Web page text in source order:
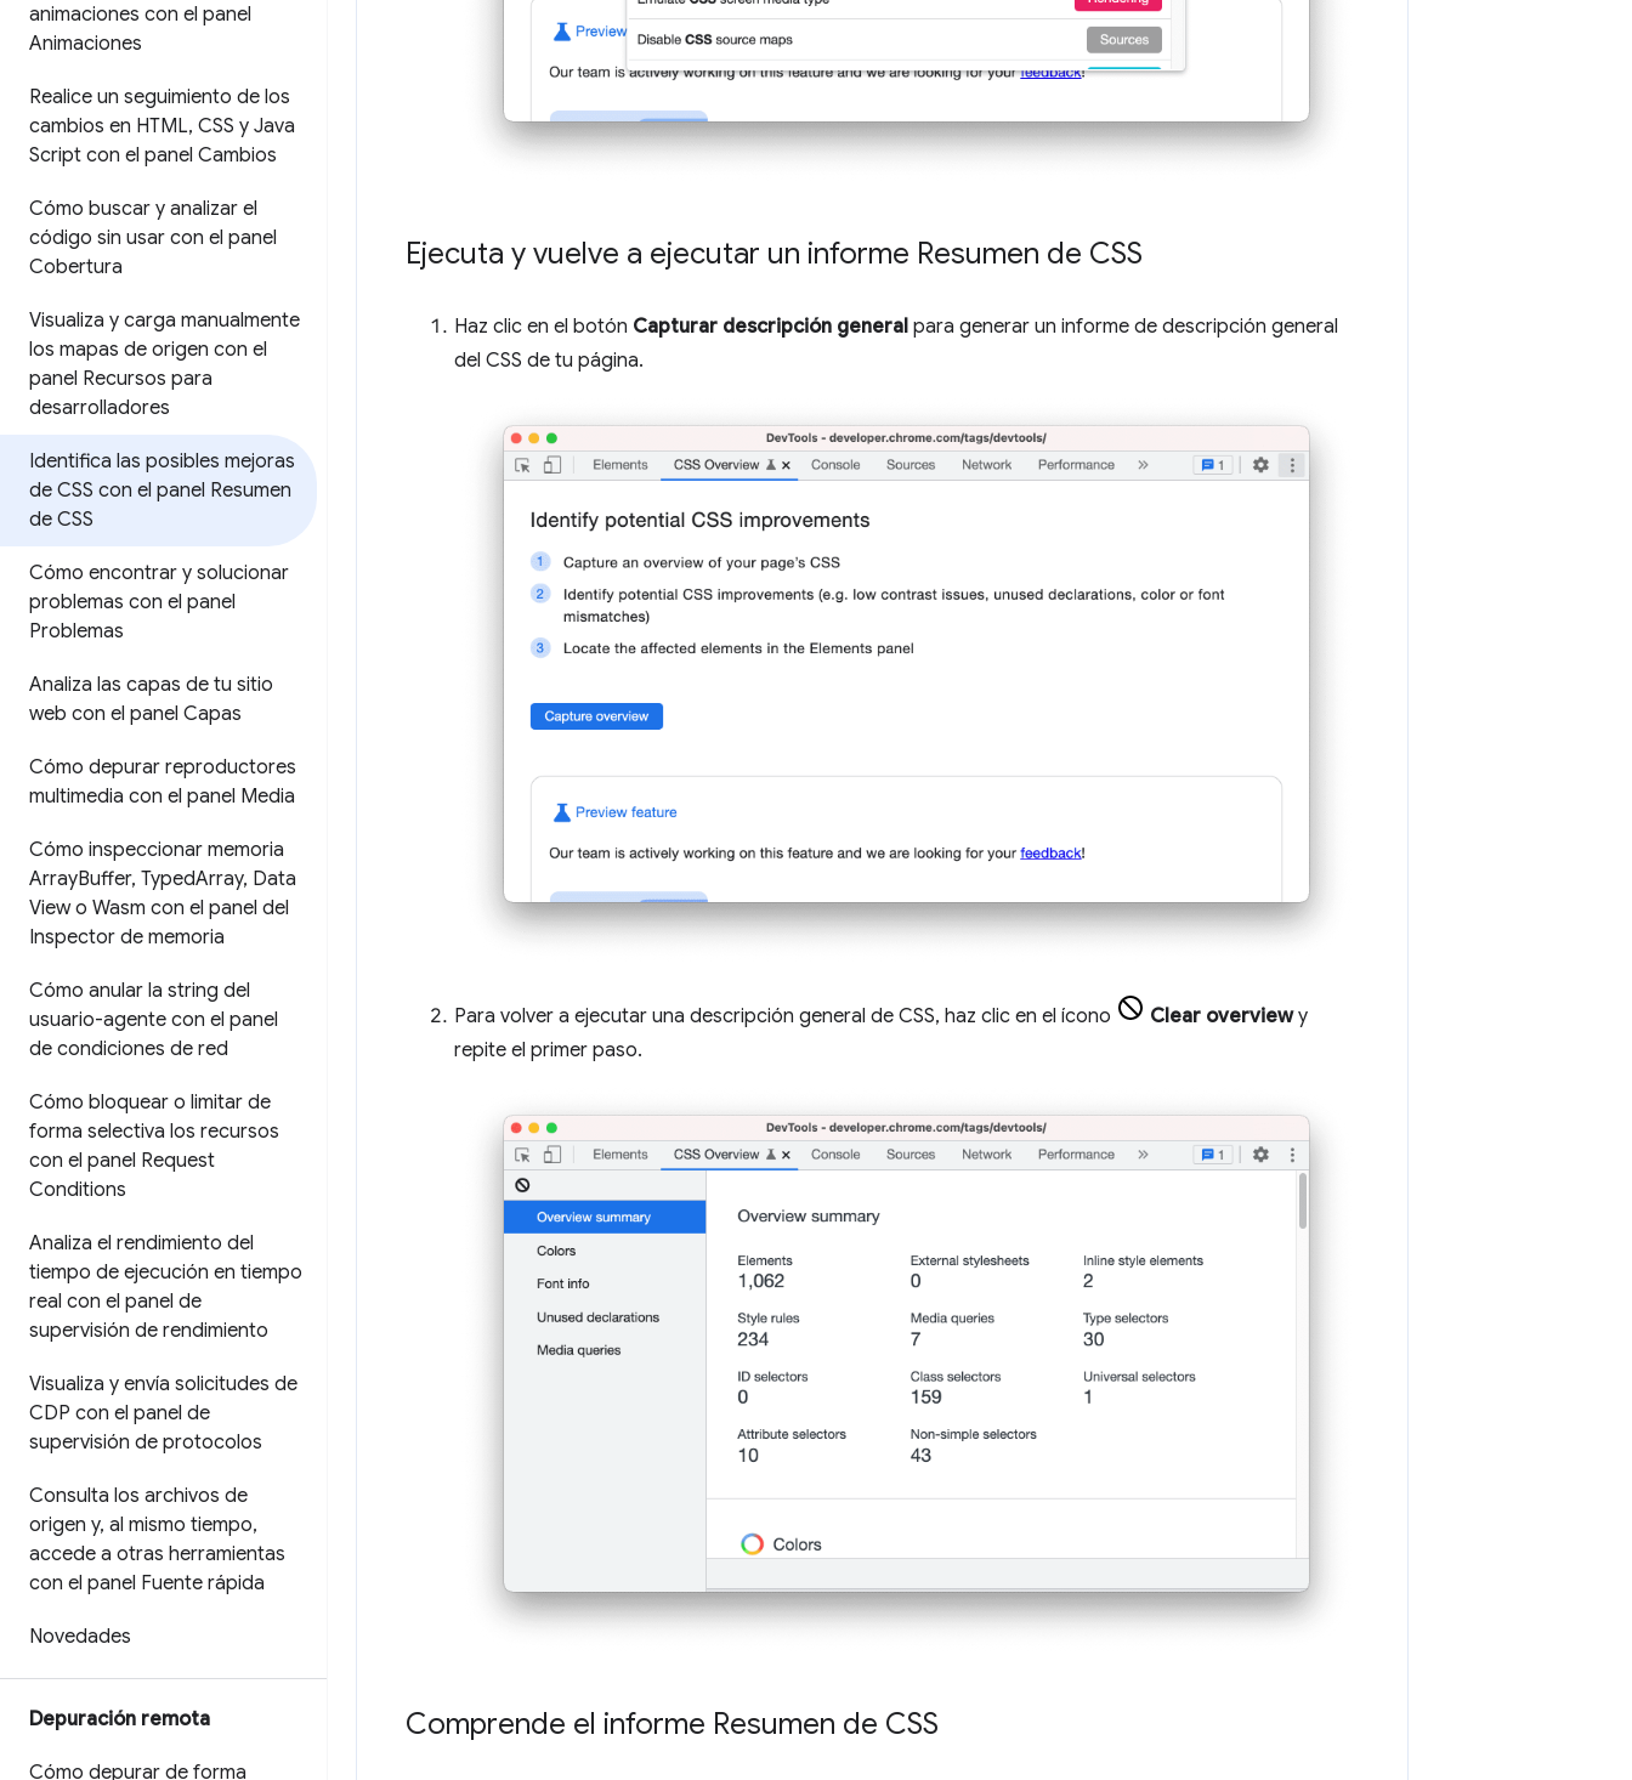
animaciones con el panel
Animaciones
Realice un seguimiento de los
cambios en HTML, CSS y Java
Script con el panel Cambios
Cómo buscar y analizar el
código sin usar con el panel
Cobertura
Visualiza y carga manualmente
los mapas de origen con el
panel Recursos para
desarrolladores
Identifica las posibles mejoras
de CSS con el panel Resumen
de CSS
Cómo encontrar y solucionar
problemas con el panel
Problemas
Analiza las capas de tu sitio
web con el panel Capas
Cómo depurar reproductores
multimedia con el panel Media
Cómo inspeccionar memoria
ArrayBuffer, TypedArray, Data
View o Wasm con el panel del
Inspector de memoria
Cómo anular la string del
usuario-agente con el panel
de condiciones de red
Cómo bloquear o limitar de
forma selectiva los recursos
con el panel Request
Conditions
Analiza el rendimiento del
tiempo de ejecución en tiempo
real con el panel de
supervisión de rendimiento
Visualiza y envía solicitudes de
CDP con el panel de
supervisión de protocolos
Consulta los archivos de
origen y, al mismo tiempo,
accede a otras herramientas
con el panel Fuente rápida
Novedades
Depuración remota
Cómo depurar de forma
Ejecuta y vuelve a ejecutar un informe Resumen de CSS
Haz clic en el botón Capturar descripción general para generar un informe de descripción general
del CSS de tu página.
Para volver a ejecutar una descripción general de CSS, haz clic en el ícono Clear overviewy
repite el primer paso.
Comprende el informe Resumen de CSS